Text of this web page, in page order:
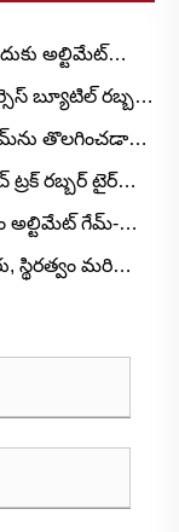
అల్టిమేట్
బ్యూటిల్ రబ్బర్
ఆధారిత
తొలగించడానికి
ట్రక్ రబ్బర్ టైర్
అల్టిమేట్ గేమ్-
స్థిరత్వం మరియు